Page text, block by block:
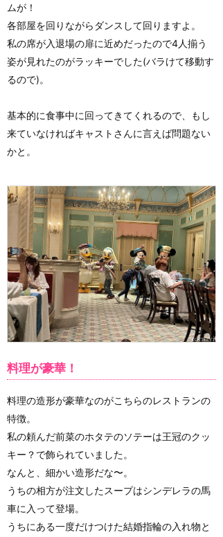
ムが！
各部屋を回りながらダンスして回りますよ。
私の席が入退場の扉に近めだったので4人揃う
姿が見れたのがラッキーでした(バラけて移動す
るので)。
基本的に食事中に回ってきてくれるので、もし
来ていなければキャストさんに言えば問題ない
かと。
料理が豪華！
料理の造形が豪華なのがこちらのレストランの
特徴。
私の頼んだ前菜のホタテのソテーは王冠のクッ
キー？で飾られていました。
なんと、細かい造形だな〜。
うちの相方が注文したスープはシンデレラの馬
車に入って登場。
うちにある一度だけつけた結婚指輪の入れ物と